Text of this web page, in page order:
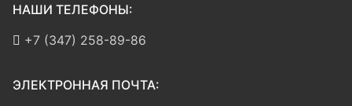
НАШИ ТЕЛЕФОНЫ:
+7 (347) 258-89-86
ЭЛЕКТРОННАЯ ПОЧТА: